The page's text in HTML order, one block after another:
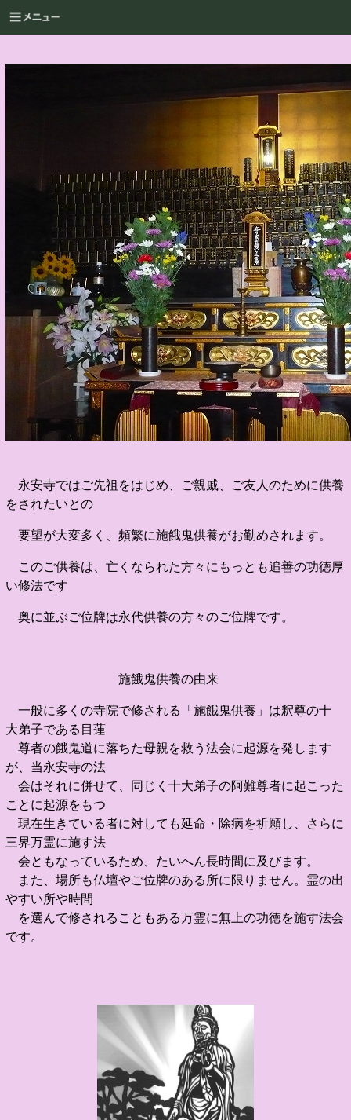
永安寺ではご先祖をはじめ、ご親戚、ご友人のために供養
をされたいとの
要望が大変多く、頻繁に施餓鬼供養がお勤めされます。
このご供養は、亡くなられた方々にもっとも追善の功徳厚
い修法です
奥に並ぶご位牌は永代供養の方々のご位牌です。
施餓鬼供養の由来
一般に多くの寺院で修される「施餓鬼供養」は釈尊の十
大弟子である目蓮
尊者の餓鬼道に落ちた母親を救う法会に起源を発します
が、当永安寺の法
会はそれに併せて、同じく十大弟子の阿難尊者に起こった
ことに起源をもつ
現在生きている者に対しても延命・除病を祈願し、さらに
三界万霊に施す法
会ともなっているため、たいへん長時間に及びます。
また、場所も仏壇やご位牌のある所に限りません。霊の出
やすい所や時間
を選んで修されることもある万霊に無上の功徳を施す法会
です。